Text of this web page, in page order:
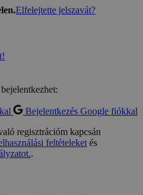
Elfelejtette jelszavát?
Bejelentkezés Google fiókkal
regisztrációm kapcsán
feltételeketés
.